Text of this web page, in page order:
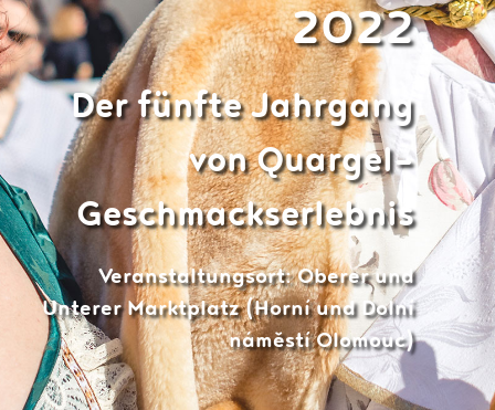
2022
Der fünfte Jahrgang
von Quargel-
Geschmackserlebnis
Veranstaltungsort: Oberer und
Unterer Marktplatz (Horní und Dolní
náměstí Olomouc)